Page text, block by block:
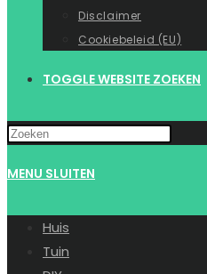
Disclaimer
Cookiebeleid (EU)
TOGGLE WEBSITE ZOEKEN
MENU SLUITEN
Huis
Tuin